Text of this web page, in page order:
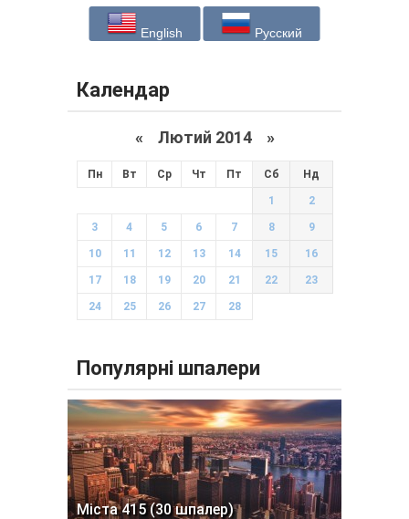
English Русский
Календар
« Лютий 2014 »
Пн Вт Ср Чт Пт Сб Нд
1 2
3 4 5 6 7 8 9
10 11 12 13 14 15 16
17 18 19 20 21 22 23
24 25 26 27 28
Популярні шпалери
Міста 415 (30 шпалер)